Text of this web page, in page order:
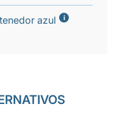
azul i